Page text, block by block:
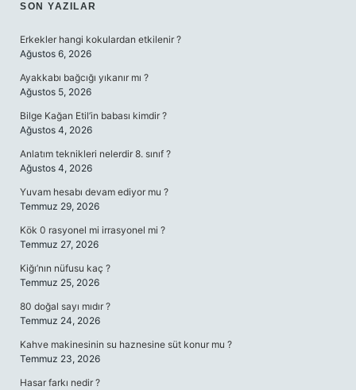
SIDEBAR
SON YAZILAR
Erkekler hangi kokulardan etkilenir ?
Ağustos 6, 2026
Ayakkabı bağcığı yıkanır mı ?
Ağustos 5, 2026
Bilge Kağan Etil’in babası kimdir ?
Ağustos 4, 2026
Anlatım teknikleri nelerdir 8. sınıf ?
Ağustos 4, 2026
Yuvam hesabı devam ediyor mu ?
Temmuz 29, 2026
Kök 0 rasyonel mi irrasyonel mi ?
Temmuz 27, 2026
Kiğı’nın nüfusu kaç ?
Temmuz 25, 2026
80 doğal sayı mıdır ?
Temmuz 24, 2026
Kahve makinesinin su haznesine süt konur mu ?
Temmuz 23, 2026
Hasar farkı nedir ?